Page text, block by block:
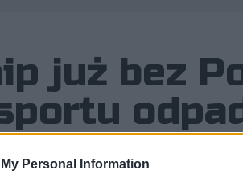
Personal Information
już bez